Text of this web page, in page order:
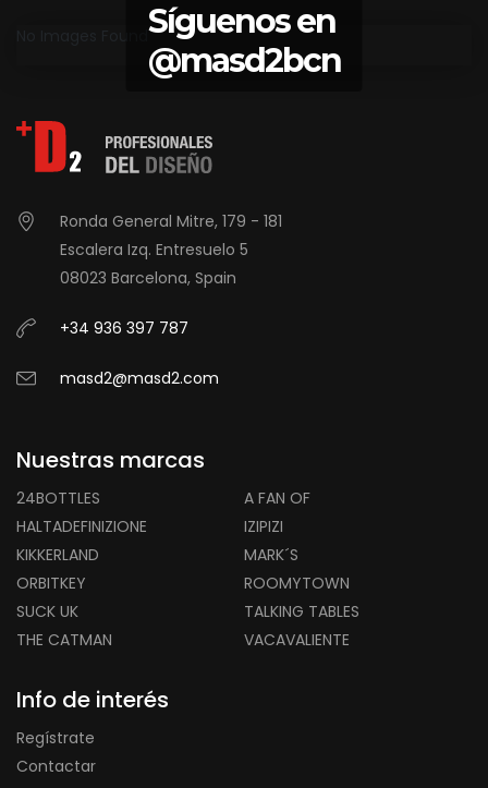
Síguenos en
@masd2bcn
Ronda General Mitre, 179 - 181
Escalera Izq. Entresuelo 5
08023 Barcelona, Spain
+34 936 397 787
masd2@masd2.com
Nuestras marcas
24BOTTLES
A FAN OF
HALTADEFINIZIONE
IZIPIZI
KIKKERLAND
MARK´S
ORBITKEY
ROOMYTOWN
SUCK UK
TALKING TABLES
THE CATMAN
VACAVALIENTE
Info de interés
Regístrate
Contactar